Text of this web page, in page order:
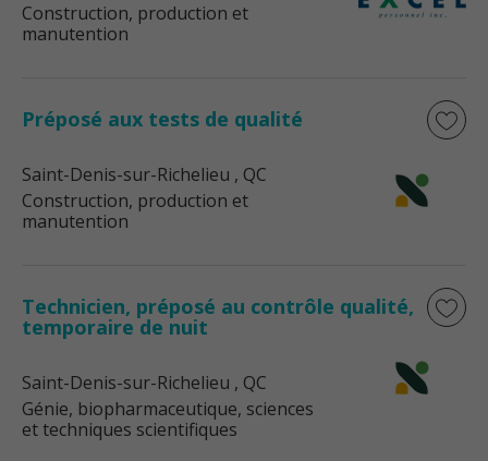
Construction, production et
manutention
Préposé aux tests de qualité
Saint-Denis-sur-Richelieu , QC
Construction, production et
manutention
Technicien, préposé au contrôle qualité,
temporaire de nuit
Saint-Denis-sur-Richelieu , QC
Génie, biopharmaceutique, sciences
et techniques scientifiques